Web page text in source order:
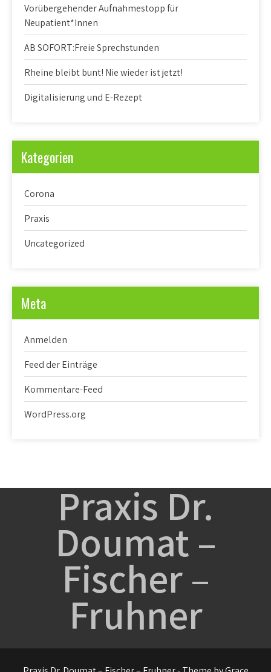
Vorübergehender Aufnahmestopp für
Neupatient*Innen
AB SOFORT:Freie Sprechstunden
Rheine bleibt bunt! Nie wieder ist jetzt!
Digitalisierung und E-Rezept
Kategorien
Corona
Praxis
Uncategorized
Meta
Anmelden
Feed der Einträge
Kommentare-Feed
WordPress.org
Praxis Dr.
Doumat –
Fischer –
Fruhner